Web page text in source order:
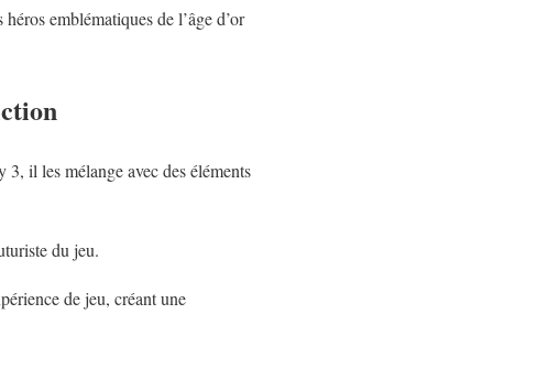
emblématiques de l’âge d’or
il les mélange avec des éléments
du jeu.
de jeu, créant une